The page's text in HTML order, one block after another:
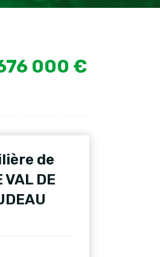
000 €
de
VAL DE